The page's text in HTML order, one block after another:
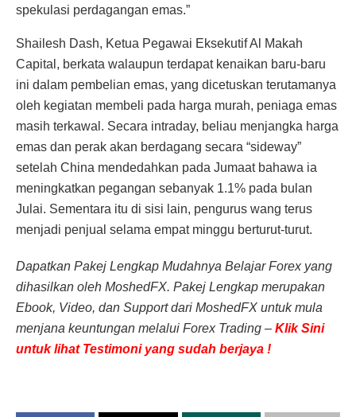
spekulasi perdagangan emas.”
Shailesh Dash, Ketua Pegawai Eksekutif Al Makah
Capital, berkata walaupun terdapat kenaikan baru-baru
ini dalam pembelian emas, yang dicetuskan terutamanya
oleh kegiatan membeli pada harga murah, peniaga emas
masih terkawal. Secara intraday, beliau menjangka harga
emas dan perak akan berdagang secara “sideway”
setelah China mendedahkan pada Jumaat bahawa ia
meningkatkan pegangan sebanyak 1.1% pada bulan
Julai. Sementara itu di sisi lain, pengurus wang terus
menjadi penjual selama empat minggu berturut-turut.
Dapatkan Pakej Lengkap Mudahnya Belajar Forex yang
dihasilkan oleh MoshedFX. Pakej Lengkap merupakan
Ebook, Video, dan Support dari MoshedFX untuk mula
menjana keuntungan melalui Forex Trading – Klik Sini
untuk lihat Testimoni yang sudah berjaya !